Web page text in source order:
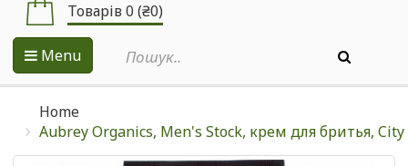
Товарів 0 (₴0)
Menu
Home
Aubrey Organics, Men's Stock, крем для бритья,